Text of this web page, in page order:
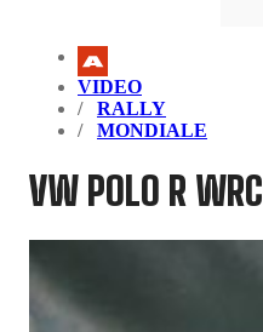
VIDEO
RALLY
MONDIALE
VW POLO R WRC